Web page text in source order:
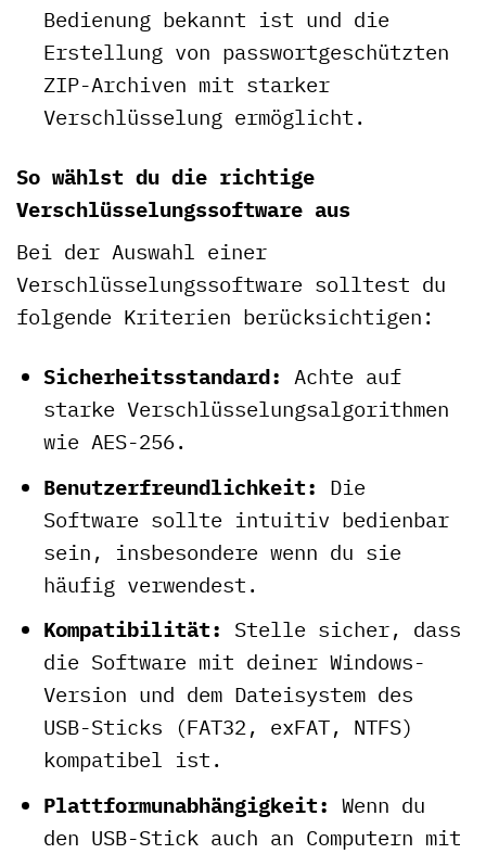
Bedienung bekannt ist und die
Erstellung von passwortgeschützten
ZIP-Archiven mit starker
Verschlüsselung ermöglicht.
So wählst du die richtige
Verschlüsselungssoftware aus
Bei der Auswahl einer
Verschlüsselungssoftware solltest du
folgende Kriterien berücksichtigen:
Sicherheitsstandard: Achte auf
starke Verschlüsselungsalgorithmen
wie AES-256.
Benutzerfreundlichkeit: Die
Software sollte intuitiv bedienbar
sein, insbesondere wenn du sie
häufig verwendest.
Kompatibilität: Stelle sicher, dass
die Software mit deiner Windows-
Version und dem Dateisystem des
USB-Sticks (FAT32, exFAT, NTFS)
kompatibel ist.
Plattformunabhängigkeit: Wenn du
den USB-Stick auch an Computern mit